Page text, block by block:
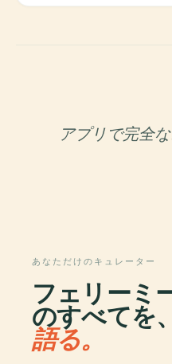
アプリで完全
あなただけのキュレーター
フェリーミ
のすべてを、
語る。